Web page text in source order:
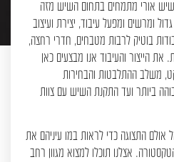
אורי מתמחים בתחום השיש מזה
ומרשים ומפעל עיבוד, יצירת ועיצוב
בוטיק לרבות מטבחים, חדרי רחצה,
את הייצור והעיבוד אנו מבצעים כאן
משלב ההתלבטות והבחירות
ביותר ועד התקנת השיש עם צוות
אולם התצוגה כדי לראות במו עיניהם את
אצלנו תוכלו למצוא מגוון רחב